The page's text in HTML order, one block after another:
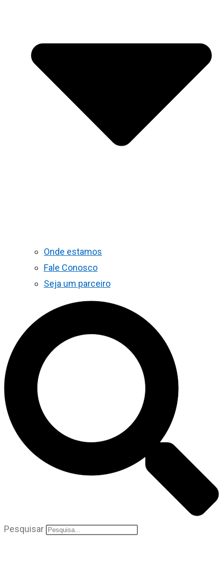
Onde estamos
Fale Conosco
Seja um parceiro
Pesquisar